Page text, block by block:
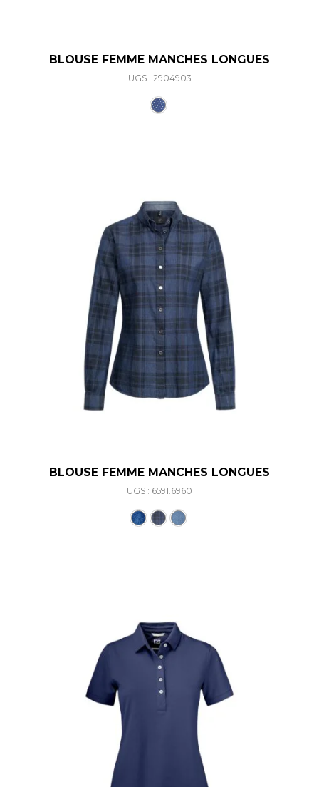
BLOUSE FEMME MANCHES LONGUES
UGS : 2904903
BLOUSE FEMME MANCHES LONGUES
UGS : 6591.6960